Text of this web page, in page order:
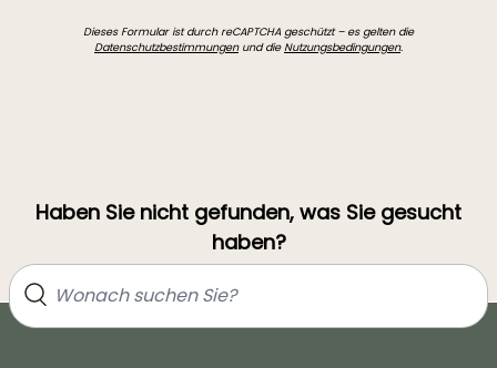
Dieses Formular ist durch reCAPTCHA geschützt – es gelten die
Datenschutzbestimmungenund dieNutzungsbedingungen.
Haben Sie nicht gefunden, was Sie gesucht
haben?